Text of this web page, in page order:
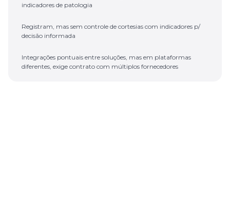
indicadores de patologia
Registram, mas sem controle de cortesias com indicadores p/
decisão informada
Integrações pontuais entre soluções, mas em plataformas
diferentes, exige contrato com múltiplos fornecedores